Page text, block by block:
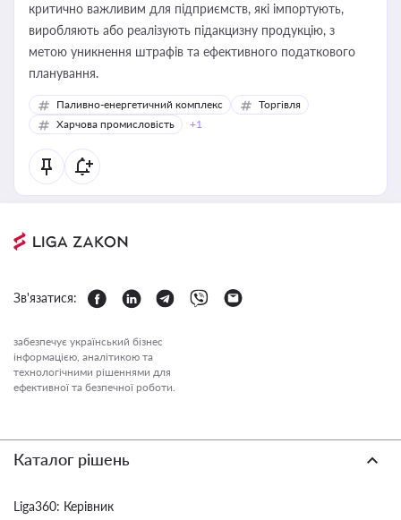
критично важливим для підприємств, які імпортують,
виробляють або реалізують підакцизну продукцію, з
метою уникнення штрафів та ефективного податкового
планування.
Паливно-енергетичний комплекс
Торгівля
Харчова промисловість
+1
Зв'язатися:
забезпечує український бізнес
інформацією, аналітикою та
технологічними рішеннями для
ефективної та безпечної роботи.
Каталог рішень
Liga360: Керівник